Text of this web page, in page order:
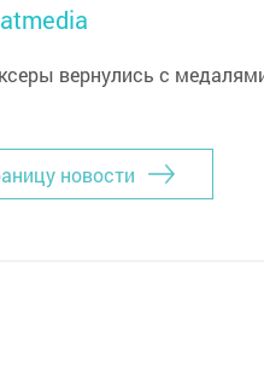
новости